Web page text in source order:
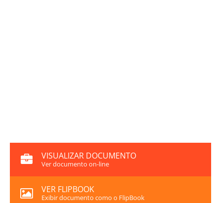
VISUALIZAR DOCUMENTO
Ver documento on-line
VER FLIPBOOK
Exibir documento como o FlipBook